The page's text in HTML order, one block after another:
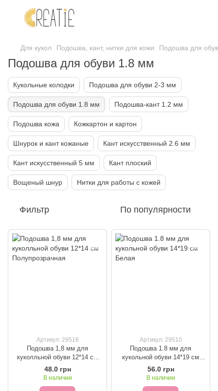
Для кукол Подошва, кант, нитки для кожи Подошва для
Подошва для обуви 1.8 мм
Кукольные колодки Подошва для обуви 2-3 мм
Подошва для обуви 1.8 мм Подошва-кант 1.2 мм
Подошва кожа Кожкартон и картон
Шнурок и кант кожаные Кант искусственный 2.6 мм
Кант искусственный 5 мм Кант плоский
Вощеный шнур Нитки для работы с кожей
Фильтр По популярности
Артикул: 29516
Подошва 1,8 мм для
куколльной обуви 12*14 см
Полупрозрачная
48.0 грн
В наличии
Артикул: 29510
Подошва 1.8 мм для
кукольной обуви 14*19 см
Белая
56.0 грн
В наличии